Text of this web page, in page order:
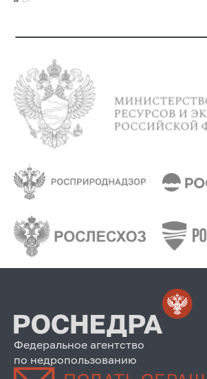
Федеральное агентство
по недропользованию